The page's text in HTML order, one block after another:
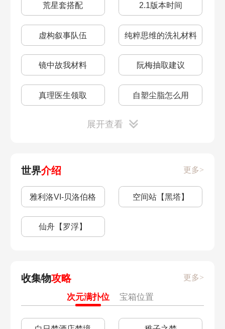
荒星套搭配 2.1版本时间
虚构叙事队伍 纯粹思维的洗礼材料
镜中故我材料 阮梅抽取建议
真理医生领取 自塑尘脂怎么用
匹诺康尼的堂皇酒店 格拉默的铁骑兵团
以太战线阵容 空间站特派
符玄抽取建议
卢卡抽取建议 卡芙卡抽取建议
刃抽取建议 「开『饭』之道」
展开查看
世界介绍 更多>
雅利洛VI-贝洛伯格 空间站【黑塔】
仙舟【罗浮】
收集物攻略 更多>
次元满扑位
宝箱位置